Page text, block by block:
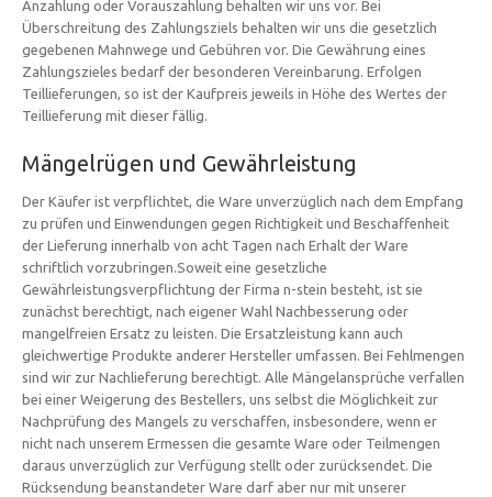
Anzahlung oder Vorauszahlung behalten wir uns vor. Bei
Überschreitung des Zahlungsziels behalten wir uns die gesetzlich
gegebenen Mahnwege und Gebühren vor. Die Gewährung eines
Zahlungszieles bedarf der besonderen Vereinbarung. Erfolgen
Teillieferungen, so ist der Kaufpreis jeweils in Höhe des Wertes der
Teillieferung mit dieser fällig.
Mängelrügen und Gewährleistung
Der Käufer ist verpflichtet, die Ware unverzüglich nach dem Empfang
zu prüfen und Einwendungen gegen Richtigkeit und Beschaffenheit
der Lieferung innerhalb von acht Tagen nach Erhalt der Ware
schriftlich vorzubringen.Soweit eine gesetzliche
Gewährleistungsverpflichtung der Firma n-stein besteht, ist sie
zunächst berechtigt, nach eigener Wahl Nachbesserung oder
mangelfreien Ersatz zu leisten. Die Ersatzleistung kann auch
gleichwertige Produkte anderer Hersteller umfassen. Bei Fehlmengen
sind wir zur Nachlieferung berechtigt. Alle Mängelansprüche verfallen
bei einer Weigerung des Bestellers, uns selbst die Möglichkeit zur
Nachprüfung des Mangels zu verschaffen, insbesondere, wenn er
nicht nach unserem Ermessen die gesamte Ware oder Teilmengen
daraus unverzüglich zur Verfügung stellt oder zurücksendet. Die
Rücksendung beanstandeter Ware darf aber nur mit unserer